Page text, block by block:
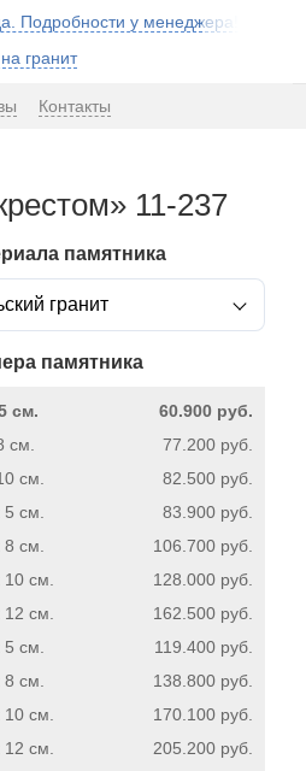
Подробности у менеджера!
гранит
Контакты
11-237
памятника
гранит
памятника
60.900 руб.
см.
77.200 руб.
см.
82.500 руб.
см.
83.900 руб.
5 см.
106.700 руб.
8 см.
128.000 руб.
10см.
162.500 руб.
12 см.
119.400 руб.
5 см.
138.800 руб.
8 см.
170.100 руб.
10см.
205.200 руб.
12 см.